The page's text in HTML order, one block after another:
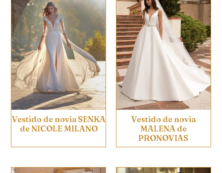
Vestido de novia SENKA
de NICOLE MILANO
Vestido de novia
MALENA de
PRONOVIAS